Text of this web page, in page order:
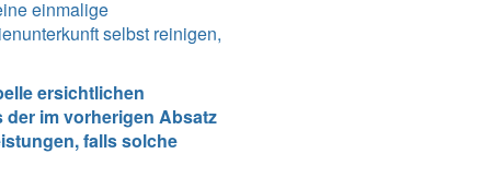
einmalige
selbst reinigen,
ersichtlichen
im vorherigen Absatz
falls solche